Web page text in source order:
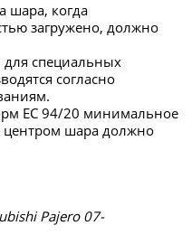
шара, когда
загружено, должно
специальных
согласно
ЕС 94/20 минимальное
центром шара должно
Pajero 07-